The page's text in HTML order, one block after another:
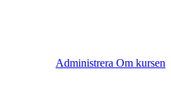
Administrera Om kursen